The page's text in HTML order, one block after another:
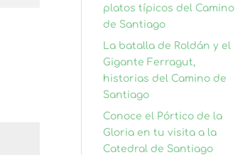
platos típicos del Camino
de Santiago
La batalla de Roldán y el
Gigante Ferragut,
historias del Camino de
Santiago
Conoce el Pórtico de la
Gloria en tu visita a la
Catedral de Santiago